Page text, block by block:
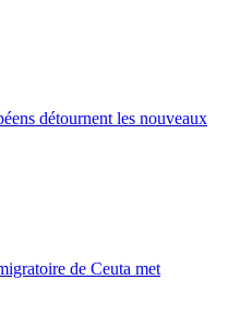
détournent les nouveaux
de Ceuta met